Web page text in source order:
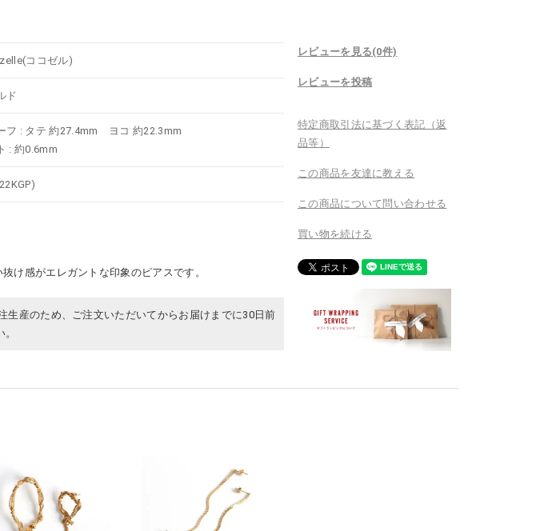
ココゼル)
ド
フ : タテ 約27.4mm ヨコ 約22.3mm
: 約0.6mm
け感がエレガントな印象のピアスです。
産のため、ご注文いただいてからお届けまでに30日前
レビューを見る(0件)
レビューを投稿
特定商取引法に基づく表記（返
品等）
この商品を友達に教える
この商品について問い合わせる
買い物を続ける